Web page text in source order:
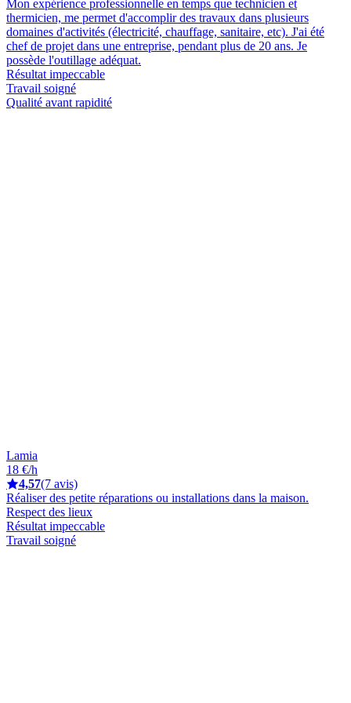
Mon expérience professionnelle en temps que technicien et
thermicien, me permet d'accomplir des travaux dans plusieurs
domaines d'activités (électricité, chauffage, sanitaire, etc). J'ai été
chef de projet dans une entreprise, pendant plus de 20 ans. Je
possède l'outillage adéquat.
Résultat impeccable
Travail soigné
Qualité avant rapidité
Lamia
18 €/h
4,57(7 avis)
Réaliser des petite réparations ou installations dans la maison.
Respect des lieux
Résultat impeccable
Travail soigné